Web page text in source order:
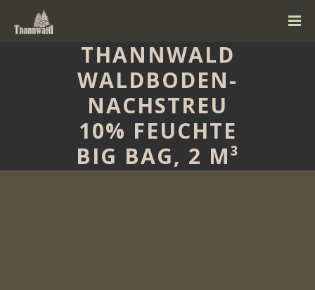
THANNWALD
WALDBODEN-
NACHSTREU
10% FEUCHTE
BIG BAG, 2 M³